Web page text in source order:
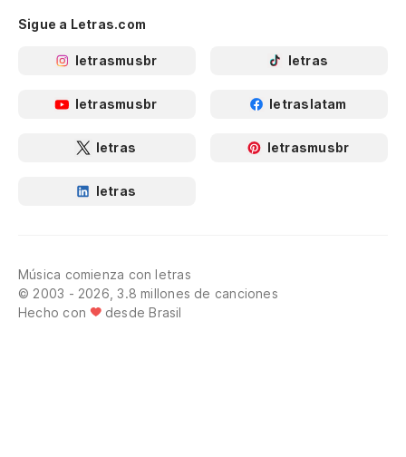
Sigue a Letras.com
letrasmusbr letras
letrasmusbr letraslatam
letras letrasmusbr
letras
Música comienza con letras
© 2003 - 2026, 3.8 millones de canciones
Hecho con
desde Brasil